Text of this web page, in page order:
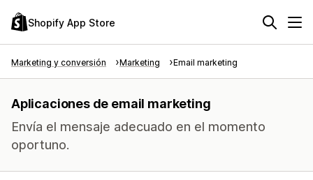
Shopify App Store
Marketing y conversión Marketing Email marketing
Aplicaciones de email marketing
Envía el mensaje adecuado en el momento
oportuno.